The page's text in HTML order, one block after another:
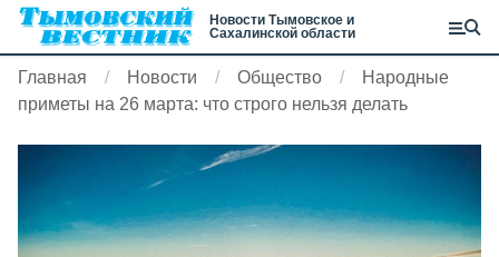
Новости Тымовское и
Сахалинской области
Главная Новости Общество
Народные
приметы на 26 марта: что строго нельзя делать